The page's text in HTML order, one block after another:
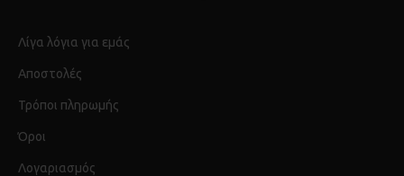
Λίγα λόγια για εμάς
Αποστολές
Τρόποι πληρωμής
Όροι
Λογαριασμός